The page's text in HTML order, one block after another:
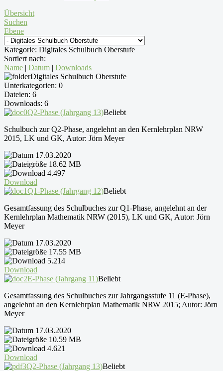
Übersicht
Suchen
Ebene
Kategorie: Digitales Schulbuch Oberstufe
Sortiert nach:
Name | Datum | Downloads
Digitales Schulbuch Oberstufe
Unterkategorien: 0
Dateien: 6
Downloads: 6
Q2-Phase (Jahrgang 13)Beliebt
Schulbuch zur Q2-Phase, angelehnt an den Kernlehrplan NRW
2015, LK und GK, Autor: Jörn Meyer
17.03.2020
18.62 MB
4.497
Download
Q1-Phase (Jahrgang 12)Beliebt
Gesamtfassung des Schulbuches zur Q1-Phase, angelehnt an der
Kernlehrplan Mathematik NRW (2015), LK und GK, Autor: Jörn
Meyer
17.03.2020
17.55 MB
5.214
Download
E-Phase (Jahrgang 11)Beliebt
Gesamtfassung des Schulbuches zur Jahrgangsstufe 11 (E-Phase),
angelehnt an den Kernlehrplan Mathematik NRW 2015; Autor: Jörn
Meyer
17.03.2020
10.59 MB
4.621
Download
Q2-Phase (Jahrgang 13)Beliebt